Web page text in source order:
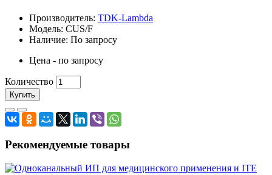
Производитель: TDK-Lambda
Модель: CUS/F
Наличие: По запросу
Цена - по запросу
Количество
Купить
Рекомендуемые товары